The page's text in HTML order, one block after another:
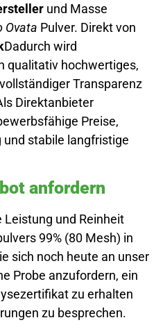
und Masse
Ovata Pulver. Direkt von
Dadurch wird
qualitativ hochwertiges,
Transparenz
Direktanbieter
Preise,
stabile langfristige
anfordern
Leistung und Reinheit
99% (80 Mesh) in
sich noch heute an unser
Probe anzufordern, ein
zu erhalten
zu besprechen.